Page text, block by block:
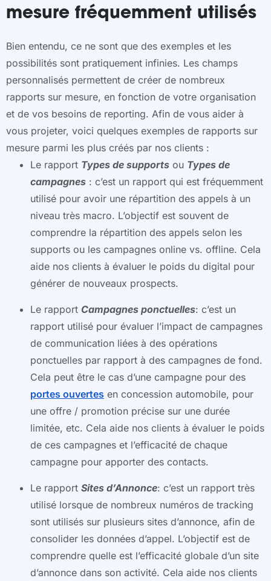
mesure fréquemment utilisés
Bien entendu, ce ne sont que des exemples et les
possibilités sont pratiquement infinies. Les champs
personnalisés permettent de créer de nombreux
rapports sur mesure, en fonction de votre organisation
et de vos besoins de reporting. Afin de vous aider à
vous projeter, voici quelques exemples de rapports sur
mesure parmi les plus créés par nos clients :
Le rapport Types de supports ou Types de
campagnes : c’est un rapport qui est fréquemment
utilisé pour avoir une répartition des appels à un
niveau très macro. L’objectif est souvent de
comprendre la répartition des appels selon les
supports ou les campagnes online vs. offline. Cela
aide nos clients à évaluer le poids du digital pour
générer de nouveaux prospects.
Le rapport Campagnes ponctuelles: c’est un
rapport utilisé pour évaluer l’impact de campagnes
de communication liées à des opérations
ponctuelles par rapport à des campagnes de fond.
Cela peut être le cas d’une campagne pour des
portes ouvertes en concession automobile, pour
une offre / promotion précise sur une durée
limitée, etc. Cela aide nos clients à évaluer le poids
de ces campagnes et l’efficacité de chaque
campagne pour apporter des contacts.
Le rapport Sites d’Annonce: c’est un rapport très
utilisé lorsque de nombreux numéros de tracking
sont utilisés sur plusieurs sites d’annonce, afin de
consolider les données d’appel. L’objectif est de
comprendre quelle est l’efficacité globale d’un site
d’annonce dans son activité. Cela aide nos clients